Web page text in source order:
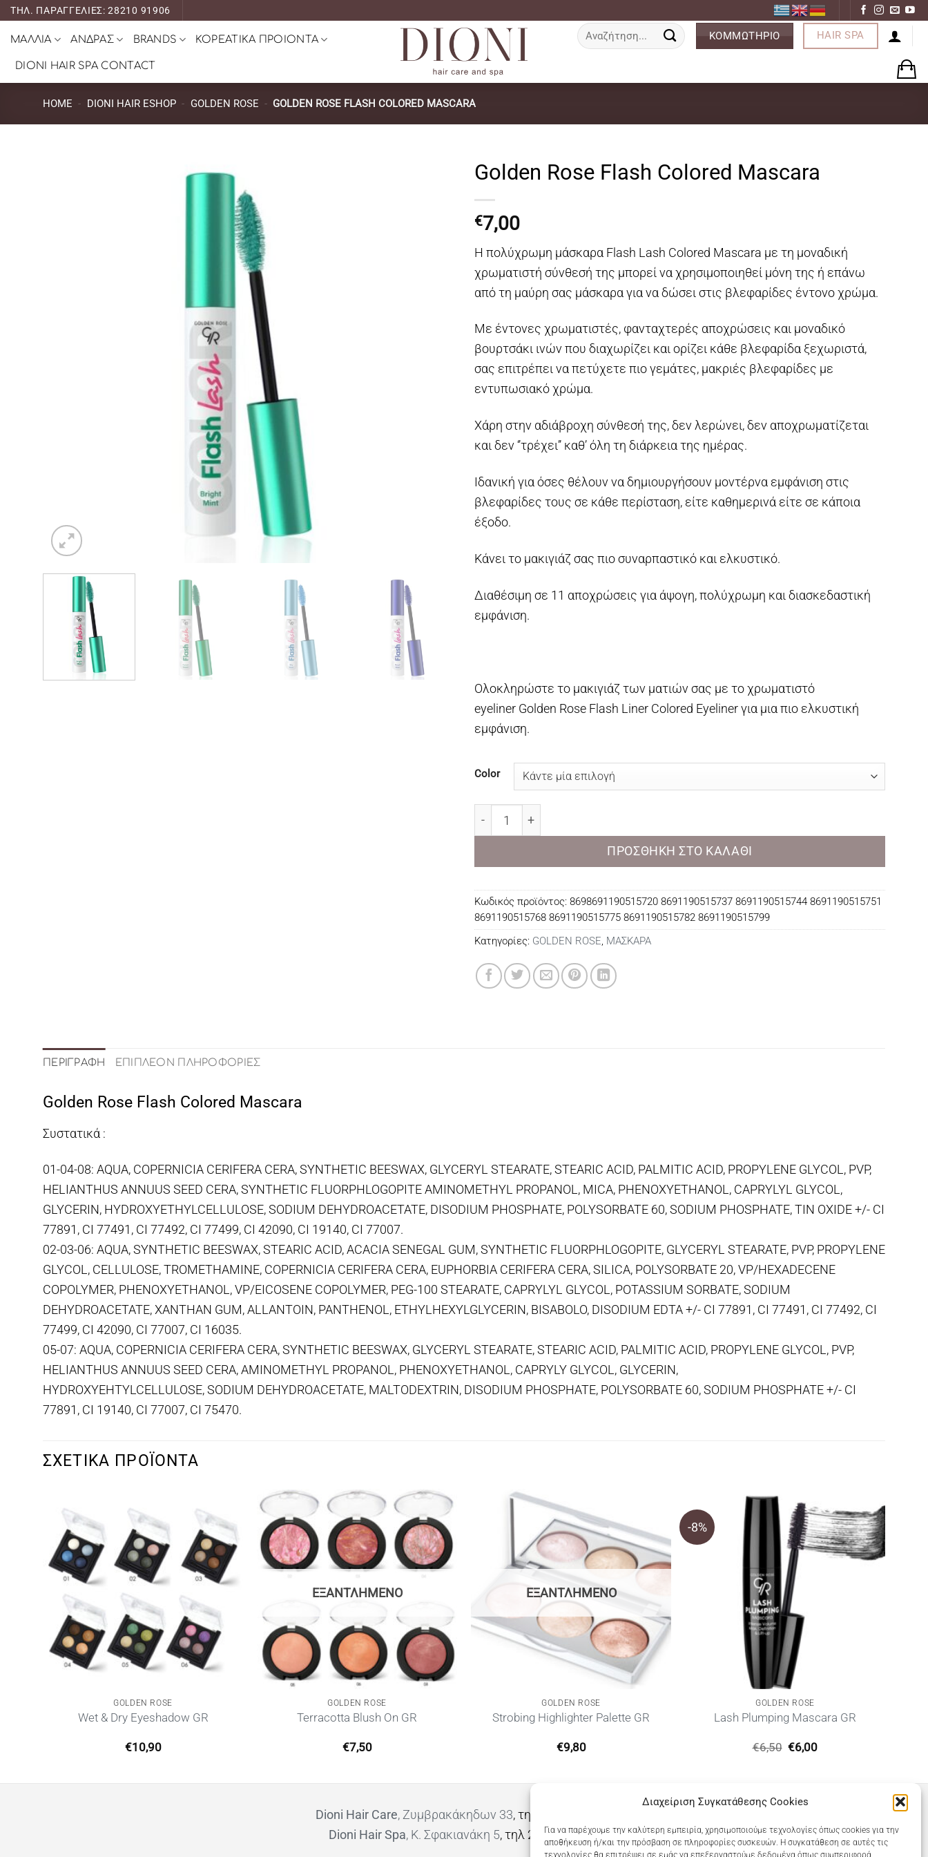
Διαχείριση Συγκατάθεσης Cookies
Για να παρέχουμε την καλύτερη εμπειρία, χρησιμοποιούμε τεχνολογίες όπως cookies για την
αποθήκευση ή/και την πρόσβαση σε πληροφορίες συσκευών. Η συγκατάθεση σε αυτές τις
τεχνολογίες θα επιτρέψει σε εμάς να επεξεργαστούμε δεδομένα όπως συμπεριφορά
Μετάβαση
ΤΗΛ. ΠΑΡΑΓΓΕΛΙΕΣ: 28210 91906
ΜΑΛΛΙΑ ΑΝΔΡΑΣ BRANDS ΚΟΡΕΑΤΙΚΑ ΠΡΟΙΟΝΤΑ
DIONI HAIR SPA CONTACT
Αναζήτηση
για:
ΚΟΜΜΩΤΗΡΙΟ HAIR SPA
HOME - DIONI HAIR ESHOP - GOLDEN ROSE - GOLDEN ROSE FLASH COLORED MASCARA
Golden Rose Flash Colored Mascara
€7,00
Η πολύχρωμη μάσκαρα Flash Lash Colored Mascara με τη μοναδική
χρωματιστή σύνθεσή της μπορεί να χρησιμοποιηθεί μόνη της ή επάνω
από τη μαύρη σας μάσκαρα για να δώσει στις βλεφαρίδες έντονο χρώμα.
Με έντονες χρωματιστές, φανταχτερές αποχρώσεις και μοναδικό
βουρτσάκι ινών που διαχωρίζει και ορίζει κάθε βλεφαρίδα ξεχωριστά,
σας επιτρέπει να πετύχετε πιο γεμάτες, μακριές βλεφαρίδες με
εντυπωσιακό χρώμα.
Χάρη στην αδιάβροχη σύνθεσή της, δεν λερώνει, δεν αποχρωματίζεται
και δεν ‘’τρέχει’’ καθ’ όλη τη διάρκεια της ημέρας.
Ιδανική για όσες θέλουν να δημιουργήσουν μοντέρνα εμφάνιση στις
βλεφαρίδες τους σε κάθε περίσταση, είτε καθημερινά είτε σε κάποια
έξοδο.
Κάνει το μακιγιάζ σας πιο συναρπαστικό και ελκυστικό.
Διαθέσιμη σε 11 αποχρώσεις για άψογη, πολύχρωμη και διασκεδαστική
εμφάνιση.
Ολοκληρώστε το μακιγιάζ των ματιών σας με το χρωματιστό
eyeliner Golden Rose Flash Liner Colored Eyeliner για μια πιο ελκυστική
εμφάνιση.
Color
ΠΡΟΣΘΉΚΗ ΣΤΟ ΚΑΛΆΘΙ
Κωδικός προϊόντος: 8698691190515720 8691190515737 8691190515744 8691190515751
8691190515768 8691190515775 8691190515782 8691190515799
Κατηγορίες: GOLDEN ROSE, ΜΑΣΚΑΡΑ
ΠΕΡΙΓΡΑΦΉ ΕΠΙΠΛΈΟΝ ΠΛΗΡΟΦΟΡΊΕΣ
Golden Rose Flash Colored Mascara
Συστατικά :
01-04-08: AQUA, COPERNICIA CERIFERA CERA, SYNTHETIC BEESWAX, GLYCERYL STEARATE, STEARIC ACID, PALMITIC ACID, PROPYLENE GLYCOL, PVP,
HELIANTHUS ANNUUS SEED CERA, SYNTHETIC FLUORPHLOGOPITE AMINOMETHYL PROPANOL, MICA, PHENOXYETHANOL, CAPRYLYL GLYCOL,
GLYCERIN, HYDROXYETHYLCELLULOSE, SODIUM DEHYDROACETATE, DISODIUM PHOSPHATE, POLYSORBATE 60, SODIUM PHOSPHATE, TIN OXIDE +/- CI
77891, CI 77491, CI 77492, CI 77499, CI 42090, CI 19140, CI 77007.
02-03-06: AQUA, SYNTHETIC BEESWAX, STEARIC ACID, ACACIA SENEGAL GUM, SYNTHETIC FLUORPHLOGOPITE, GLYCERYL STEARATE, PVP, PROPYLENE
GLYCOL, CELLULOSE, TROMETHAMINE, COPERNICIA CERIFERA CERA, EUPHORBIA CERIFERA CERA, SILICA, POLYSORBATE 20, VP/HEXADECENE
COPOLYMER, PHENOXYETHANOL, VP/EICOSENE COPOLYMER, PEG-100 STEARATE, CAPRYLYL GLYCOL, POTASSIUM SORBATE, SODIUM
DEHYDROACETATE, XANTHAN GUM, ALLANTOIN, PANTHENOL, ETHYLHEXYLGLYCERIN, BISABOLO, DISODIUM EDTA +/- CI 77891, CI 77491, CI 77492, CI
77499, CI 42090, CI 77007, CI 16035.
05-07: AQUA, COPERNICIA CERIFERA CERA, SYNTHETIC BEESWAX, GLYCERYL STEARATE, STEARIC ACID, PALMITIC ACID, PROPYLENE GLYCOL, PVP,
HELIANTHUS ANNUUS SEED CERA, AMINOMETHYL PROPANOL, PHENOXYETHANOL, CAPRYLY GLYCOL, GLYCERIN,
HYDROXYEHTYLCELLULOSE, SODIUM DEHYDROACETATE, MALTODEXTRIN, DISODIUM PHOSPHATE, POLYSORBATE 60, SODIUM PHOSPHATE +/- CI
77891, CI 19140, CI 77007, CI 75470.
ΣΧΕΤΙΚΆ ΠΡΟΪΌΝΤΑ
GOLDEN ROSE
Wet & Dry Eyeshadow GR
€10,90
ΕΞΑΝΤΛΗΜΈΝΟ
GOLDEN ROSE
Terracotta Blush On GR
€7,50
ΕΞΑΝΤΛΗΜΈΝΟ
GOLDEN ROSE
Strobing Highlighter Palette GR
€9,80
-8%
GOLDEN ROSE
Lash Plumping Mascara GR
€6,50 Original
€6,00Η
Dioni Hair Care, Ζυμβρακάκηδων 33, τηλ 28210 91906
Dioni Hair Spa, Κ. Σφακιανάκη 5, τηλ 28210 94712